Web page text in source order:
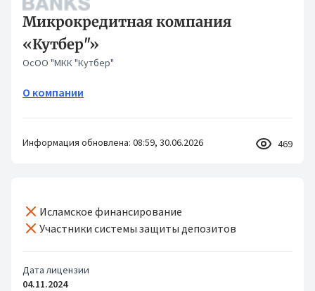
Микрокредитная компания
«Кутбер"»
ОсОО "МКК "Кутбер"
О компании
Информация обновлена: 08:59, 30.06.2026 469
Исламское финансирование
Участники системы защиты депозитов
Дата лицензии
04.11.2024